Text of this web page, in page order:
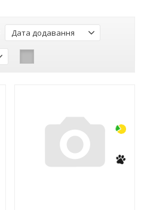
Дата додавання